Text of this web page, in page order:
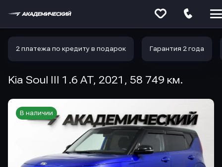
2 платежа по кредиту в подарок Гарантия 2 года
Kia Soul III 1.6 AT, 2021, 58 749 км.
В наличии